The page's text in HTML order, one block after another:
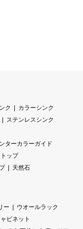
ク
カラーシンク
ステンレスシンク
ターカラーガイド
ップ
天然石
ー
ウオールラック
ビネット